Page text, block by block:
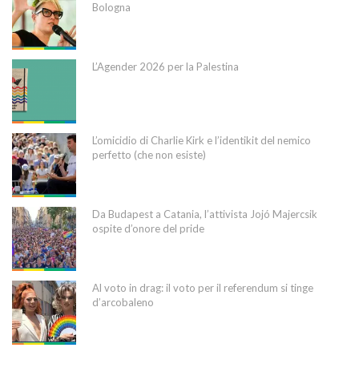
Bologna
L’Agender 2026 per la Palestina
L’omicidio di Charlie Kirk e l’identikit del nemico
perfetto (che non esiste)
Da Budapest a Catania, l’attivista Jojó Majercsik
ospite d’onore del pride
Al voto in drag: il voto per il referendum si tinge
d’arcobaleno